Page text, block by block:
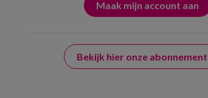
Bekijk hier onze